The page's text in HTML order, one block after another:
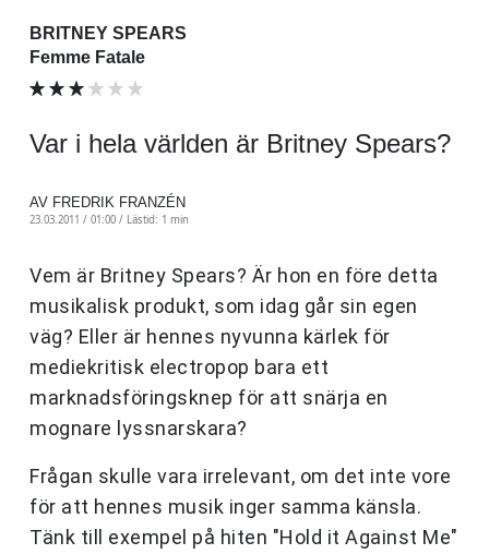
BRITNEY SPEARS
Femme Fatale
Var i hela världen är Britney Spears?
AV FREDRIK FRANZÉN
23.03.2011 / 01:00 / Lästid: 1 min
Vem är Britney Spears? Är hon en före detta
musikalisk produkt, som idag går sin egen
väg? Eller är hennes nyvunna kärlek för
mediekritisk electropop bara ett
marknadsföringsknep för att snärja en
mognare lyssnarskara?
Frågan skulle vara irrelevant, om det inte vore
för att hennes musik inger samma känsla.
Tänk till exempel på hiten "Hold it Against Me"